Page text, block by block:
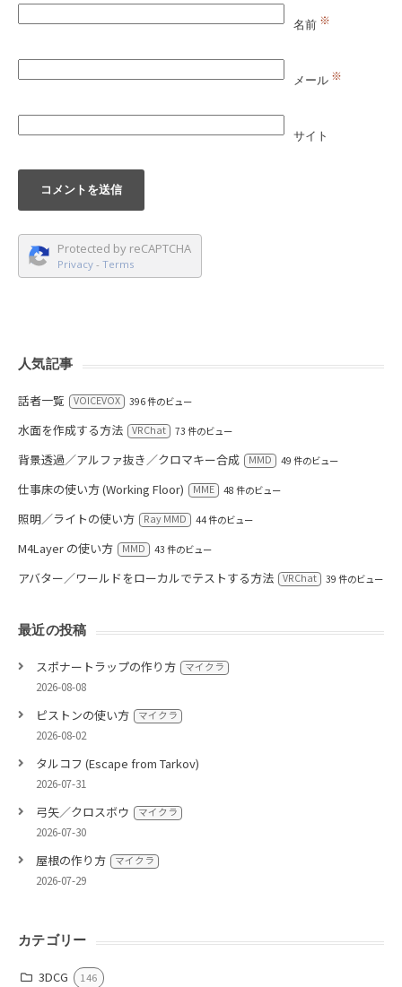
名前 ※
メール ※
サイト
Protected by reCAPTCHA
Privacy - Terms
人気記事
話者一覧 VOICEVOX 396 件のビュー
水面を作成する方法 VRChat 73 件のビュー
背景透過／アルファ抜き／クロマキー合成 MMD 49 件のビュー
仕事床の使い方 (Working Floor) MME 48 件のビュー
照明／ライトの使い方 Ray MMD 44 件のビュー
M4Layer の使い方 MMD 43 件のビュー
アバター／ワールドをローカルでテストする方法 VRChat 39 件のビュー
最近の投稿
スポナートラップの作り方 マイクラ
2026-08-08
ピストンの使い方 マイクラ
2026-08-02
タルコフ (Escape from Tarkov)
2026-07-31
弓矢／クロスボウ マイクラ
2026-07-30
屋根の作り方 マイクラ
2026-07-29
カテゴリー
3DCG 146